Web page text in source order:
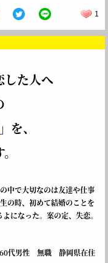
1
した人へ
を、
中で大切なのは友達や仕事
の時、初めて結婚のことを
になった。案の定、失恋。
60代男性 無職 静岡県在住